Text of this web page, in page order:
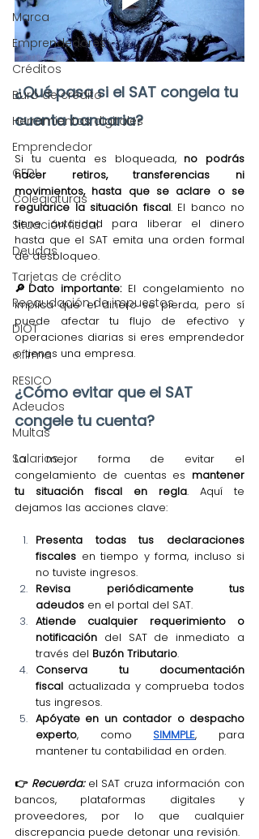
Marca
Emprendedores
Créditos
Buró de crédito
Herramientas digitales
Emprendedor
CFDI
Colegiaturas
Situación fiscal
Deudas
Tarjetas de crédito
Recaudación de impuestos
DIOT
e.firma
RESICO
Adeudos
Multas
Salarios
¿Qué pasa si el SAT congela tu
cuenta bancaria?
Si tu cuenta es bloqueada, no podrás
hacer retiros, transferencias ni
movimientos, hasta que se aclare o se
regularice la situación fiscal. El banco no
tiene autoridad para liberar el dinero
hasta que el SAT emita una orden formal
de desbloqueo.
🔎Dato importante: El congelamiento no
implica que el dinero se pierda, pero sí
puede afectar tu flujo de efectivo y
operaciones diarias si eres emprendedor
o tienes una empresa.
¿Cómo evitar que el SAT
congele tu cuenta?
La mejor forma de evitar el
congelamiento de cuentas es mantener
tu situación fiscal en regla. Aquí te
dejamos las acciones clave:
Presenta todas tus declaraciones
fiscales en tiempo y forma, incluso si
no tuviste ingresos.
Revisa periódicamente tus
adeudos en el portal del SAT.
Atiende cualquier requerimiento o
notificación del SAT de inmediato a
través del Buzón Tributario.
Conserva tu documentación
fiscal actualizada y comprueba todos
tus ingresos.
Apóyate en un contador o despacho
experto, como SIMMPLE, para
mantener tu contabilidad en orden.
👉 Recuerda: el SAT cruza información con
bancos, plataformas digitales y
proveedores, por lo que cualquier
discrepancia puede detonar una revisión.